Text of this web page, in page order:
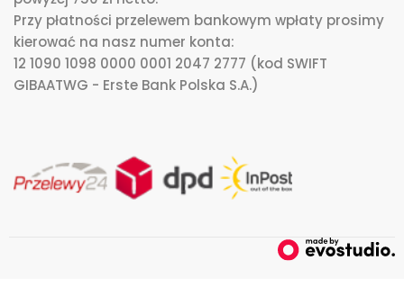
Przy płatności przelewem bankowym wpłaty prosimy
kierować na nasz numer konta:
12 1090 1098 0000 0001 2047 2777 (kod SWIFT
GIBAATWG - Erste Bank Polska S.A.)